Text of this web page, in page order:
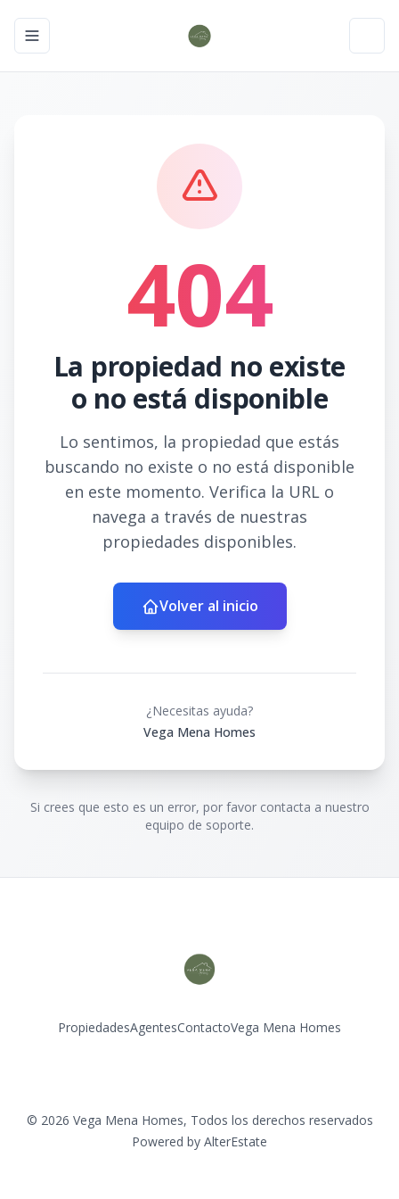
Toggle navigation menu
404
La propiedad no existe
o no está disponible
Lo sentimos, la propiedad que estás
buscando no existe o no está disponible
en este momento. Verifica la URL o
navega a través de nuestras
propiedades disponibles.
Volver al inicio
¿Necesitas ayuda?
Vega Mena Homes
Si crees que esto es un error, por favor contacta a nuestro
equipo de soporte.
PropiedadesAgentesContactoVega Mena Homes
© 2026 Vega Mena Homes, Todos los derechos reservados
Powered by AlterEstate